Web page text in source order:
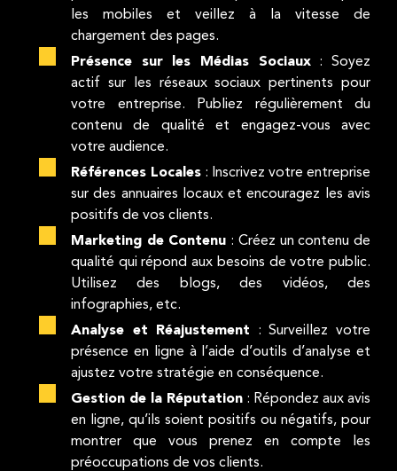
les mobiles et veillez à la vitesse de
chargement des pages.
Présence sur les Médias Sociaux: Soyez
actif sur les réseaux sociaux pertinents pour
votre entreprise. Publiez régulièrement du
contenu de qualité et engagez-vous avec
votre audience.
Références Locales : Inscrivez votre entreprise
sur des annuaires locaux et encouragez les avis
positifs de vos clients.
Marketing de Contenu : Créez un contenu de
qualité qui répond aux besoins de votre public.
Utilisez des blogs, des vidéos, des
infographies, etc.
Analyse et Réajustement : Surveillez votre
présence en ligne à l’aide d’outils d’analyse et
ajustez votre stratégie en conséquence.
Gestion de la Réputation : Répondez aux avis
en ligne, qu’ils soient positifs ou négatifs, pour
montrer que vous prenez en compte les
préoccupations de vos clients.